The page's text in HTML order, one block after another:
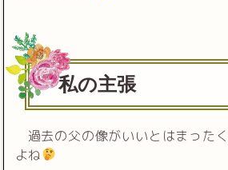
私の主張
過去の父の像がいいとはまった
よね